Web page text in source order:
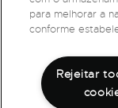
Telefone:(71)
para melhorar a
conforme
Rejeitar